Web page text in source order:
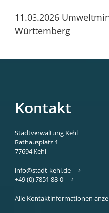
11.03.2026
Württemberg
Kontakt
Stadtverwaltung Kehl
Rathausplatz 1
77694 Kehl
info@stadt-kehl.de
+49 (0) 7851 88-0
Alle Kontaktinformationen